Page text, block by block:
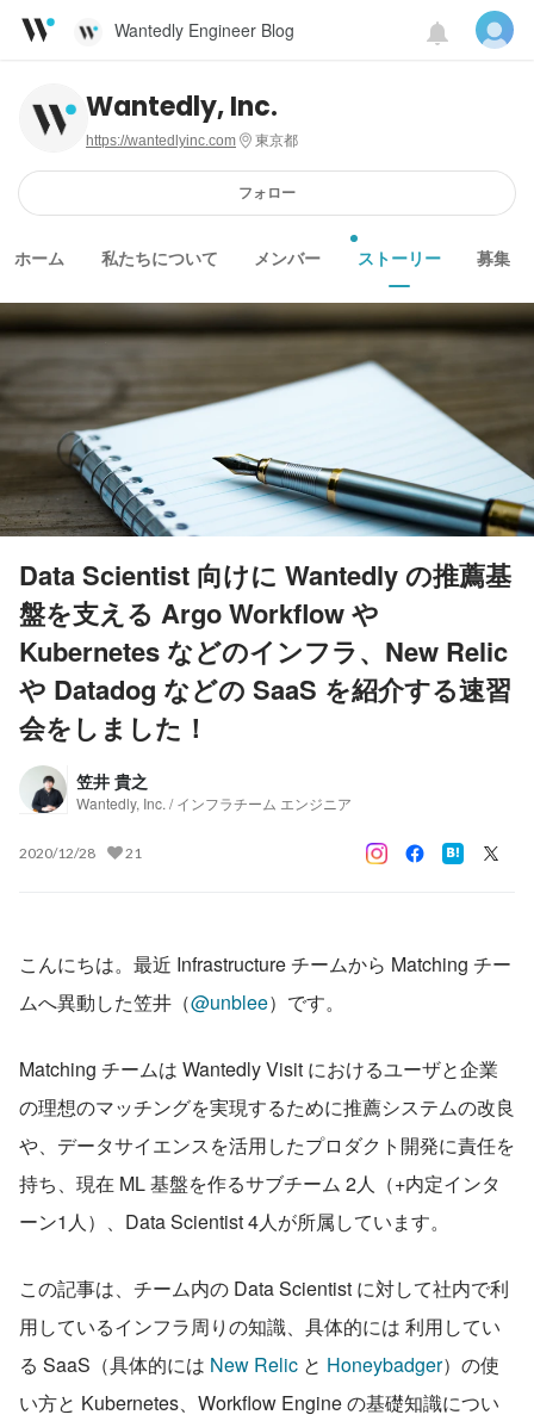
Wantedly Engineer Blog
Wantedly, Inc.
https://wantedlyinc.com 東京都
フォロー
ホーム 私たちについて メンバー ストーリー 募集
Data Scientist 向けに Wantedly の推薦基
盤を支える Argo Workflow や
Kubernetes などのインフラ、New Relic
や Datadog などの SaaS を紹介する速習
会をしました！
笠井 貴之
Wantedly, Inc. / インフラチーム エンジニア
2020/12/28 21
こんにちは。最近 Infrastructure チームから Matching チー
ムへ異動した笠井（@unblee）です。
Matching チームは Wantedly Visit におけるユーザと企業
の理想のマッチングを実現するために推薦システムの改良
や、データサイエンスを活用したプロダクト開発に責任を
持ち、現在 ML 基盤を作るサブチーム 2人（+内定インタ
ーン1人）、Data Scientist 4人が所属しています。
この記事は、チーム内の Data Scientist に対して社内で利
用しているインフラ周りの知識、具体的には 利用してい
る SaaS（具体的には New Relic と Honeybadger）の使
い方と Kubernetes、Workflow Engine の基礎知識につい